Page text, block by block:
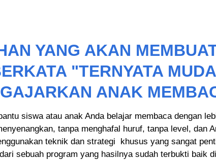
YANG AKAN
"TERNYATA
ANAK
siswa atau anak Anda belajar membaca dengan
tanpa menghafal huruf, tanpa level, dan
teknik dan strategi khusus yang sangat
sebuah program yang hasilnya sudah terbukti baik di